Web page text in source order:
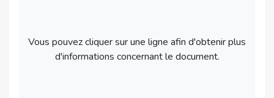
Vous pouvez cliquer sur une ligne afin d'obtenir plus
d'informations concernant le document.